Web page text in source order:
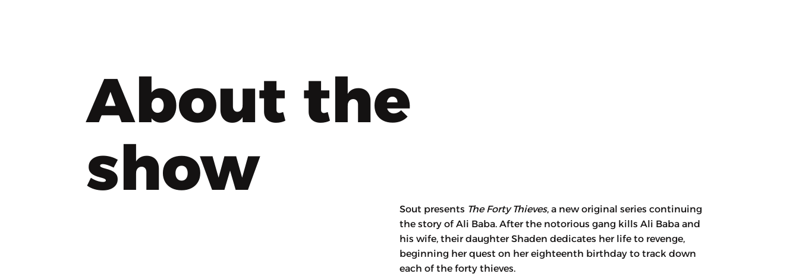
About the
show
Sout presents The Forty Thieves, a new original series continuing
the story of Ali Baba. After the notorious gang kills Ali Baba and
his wife, their daughter Shaden dedicates her life to revenge,
beginning her quest on her eighteenth birthday to track down
each of the forty thieves.